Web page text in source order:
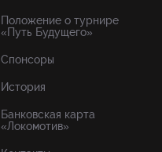
Положение о турнире
«Путь Будущего»
Спонсоры
История
Банковская карта
«Локомотив»